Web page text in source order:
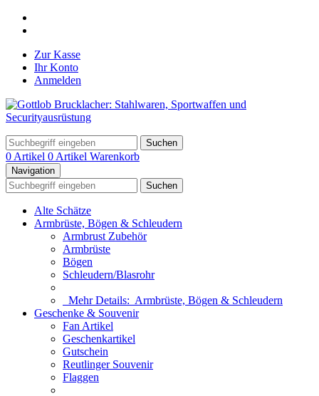
Zur Kasse
Ihr Konto
Anmelden
Suchen
0 Artikel 0 Artikel Warenkorb
Navigation
Suchen
Alte Schätze
Armbrüste, Bögen & Schleudern
Armbrust Zubehör
Armbrüste
Bögen
Schleudern/Blasrohr
Mehr Details: Armbrüste, Bögen & Schleudern
Geschenke & Souvenir
Fan Artikel
Geschenkartikel
Gutschein
Reutlinger Souvenir
Flaggen